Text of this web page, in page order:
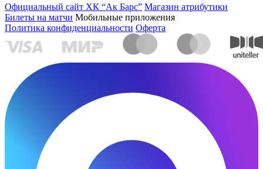
Официальный сайт ХК “Ак Барс” Магазин атрибутики
Билеты на матчи Мобильные приложения
Политика конфиденциальности Оферта